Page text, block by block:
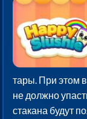
тары. При этом
не должно
стакана будут